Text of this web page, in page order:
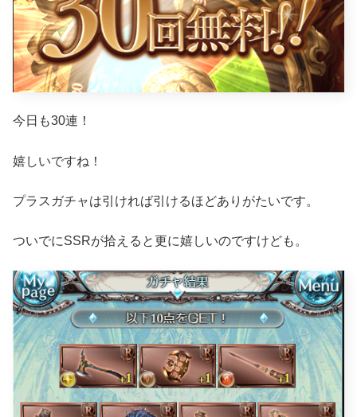
今日も30連！
嬉しいですね！
プラスガチャは引ければ引けるほどありがたいです。
ついでにSSRが拾えると更に嬉しいのですけども。